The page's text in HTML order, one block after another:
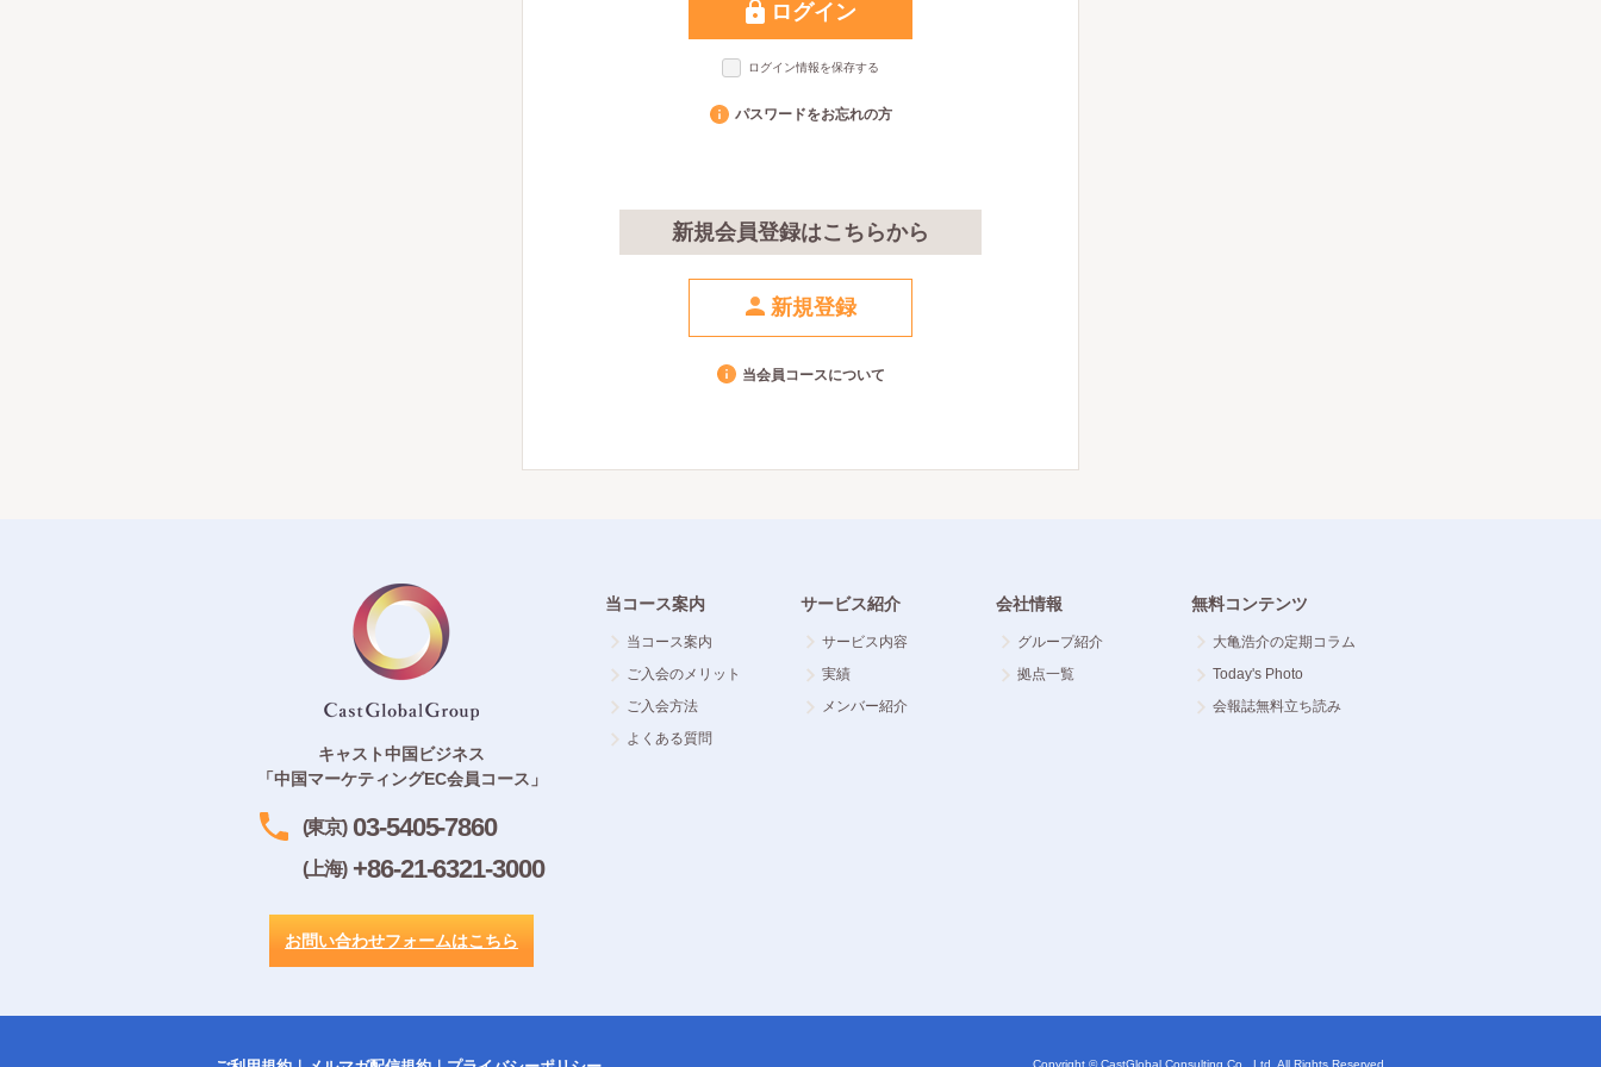
ログイン
ログイン情報を保存する
パスワードをお忘れの方
新規会員登録はこちらから
新規登録
当会員コースについて
キャスト中国ビジネス
「中国マーケティングEC会員コース」
(東京)03-5405-7860
(上海)+86-21-6321-3000
お問い合わせフォームはこちら
当コース案内
当コース案内
ご入会のメリット
ご入会方法
よくある質問
サービス紹介
サービス内容
実績
メンバー紹介
会社情報
グループ紹介
拠点一覧
無料コンテンツ
大亀浩介の定期コラム
Today's Photo
会報誌無料立ち読み